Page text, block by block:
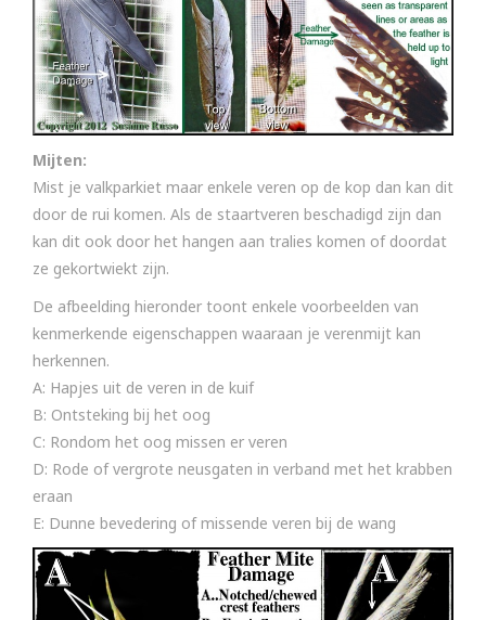
Mijten:
Mist je valkparkiet maar enkele veren op de kop dan kan dit
door de rui komen. Als de staartveren beschadigd zijn dan
kan dit ook door het hangen aan tralies komen of doordat
ze gekortwiekt zijn.
De afbeelding hieronder toont enkele voorbeelden van
kenmerkende eigenschappen waaraan je verenmijt kan
herkennen.
A: Hapjes uit de veren in de kuif
B: Ontsteking bij het oog
C: Rondom het oog missen er veren
D: Rode of vergrote neusgaten in verband met het krabben
eraan
E: Dunne bevedering of missende veren bij de wang